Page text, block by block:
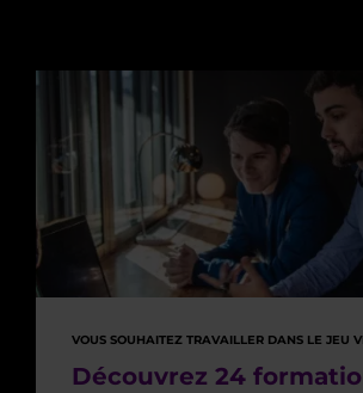
VOUS SOUHAITEZ TRAVAILLER DANS LE JEU
Découvrez 24